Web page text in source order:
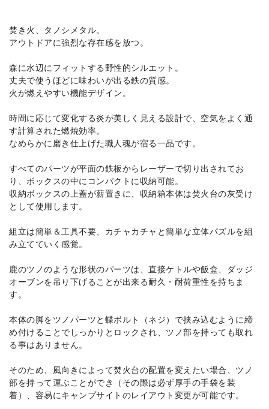
焚き火、タノシメタル。
アウトドアに強烈な存在感を放つ。
森に水辺にフィットする野性的シルエット。
丈夫で使うほどに味わいが出る鉄の質感。
火が燃えやすい機能デザイン。
時間に応じて変化する炎が美しく見える設計で、空気をよく通
す計算された燃焼効率。
なめらかに磨き仕上げた職人魂が宿る一品です。
すべてのパーツが平面の鉄板からレーザーで切り出されてお
り、ボックスの中にコンパクトに収納可能。
収納ボックスの上蓋が薪置きに、収納箱本体は焚火台の灰受け
として使用します。
組立は簡単＆工具不要、カチャカチャと簡単な立体パズルを組
み立てていく感覚。
鹿のツノのような形状のパーツは、直接ケトルや飯盒、ダッジ
オーブンを吊り下げることが出来る耐久・耐荷重性を持ちま
す。
本体の脚をツノパーツと蝶ボルト（ネジ）で挟み込むように締
め付けることでしっかりとロックされ、ツノ部を持っても取れ
る事はありません。
そのため、風向きによって焚火台の配置を変えたい場合、ツノ
部を持って運ぶことができ（その際は必ず厚手の手袋を装
着）、容易にキャンプサイトのレイアウト変更が可能です。